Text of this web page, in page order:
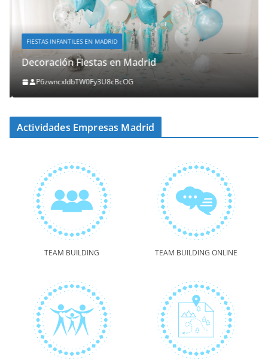
FIESTAS INFANTILES EN MADRID
Decoración Fiestas en Madrid
P6zwncxIdbTW0Fy3U8cBcOG
Actividades Empresas Madrid
TEAM BUILDING TEAM BUILDING ONLINE